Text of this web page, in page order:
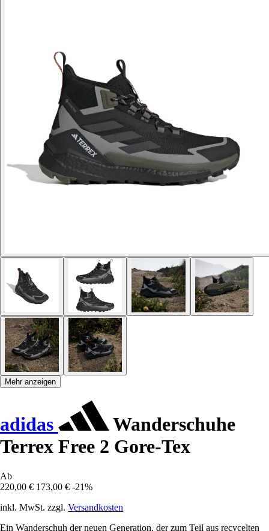
Mehr anzeigen
adidas
Wanderschuhe
Terrex Free 2 Gore-Tex
Ab
220,00 € 173,00 € -21%
inkl. MwSt. zzgl. Versandkosten
Ein Wanderschuh der neuen Generation, der zum Teil aus recycelten